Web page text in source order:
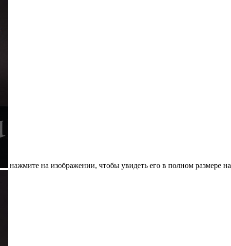
нажмите на изображении, чтобы увидеть его в полном размере